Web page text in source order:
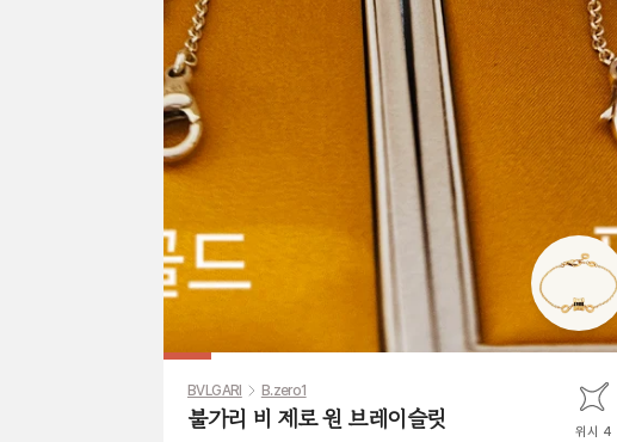
BVLGARI B.zero1
불가리 비 제로 원 브레이슬릿 위시 4